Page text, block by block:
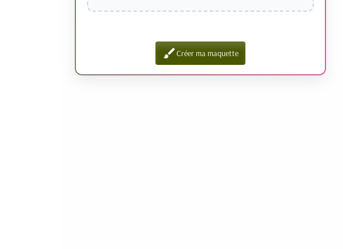
brushCréer ma maquette